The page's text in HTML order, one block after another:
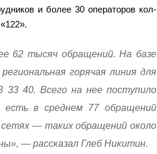
и более 30 операторов кол-
62 тысяч обращений. На базе
горячая линия для
33 40. Всего на нее поступило
в среднем 77 обращений
— таких обращений около
— рассказал Глеб Никитин.